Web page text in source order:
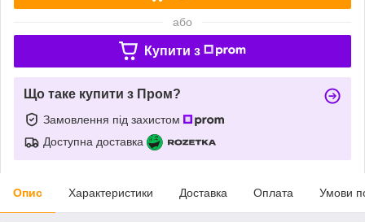
або
Купити з
Що таке купити з Пром?
Замовлення під захистом
Доступна доставка
Опис Характеристики Доставка Оплата Умови